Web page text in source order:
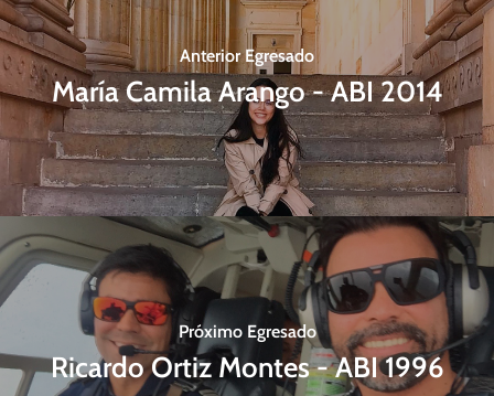
Anterior Egresado
María Camila Arango - ABI 2014
Próximo Egresado
Ricardo Ortiz Montes - ABI 1996